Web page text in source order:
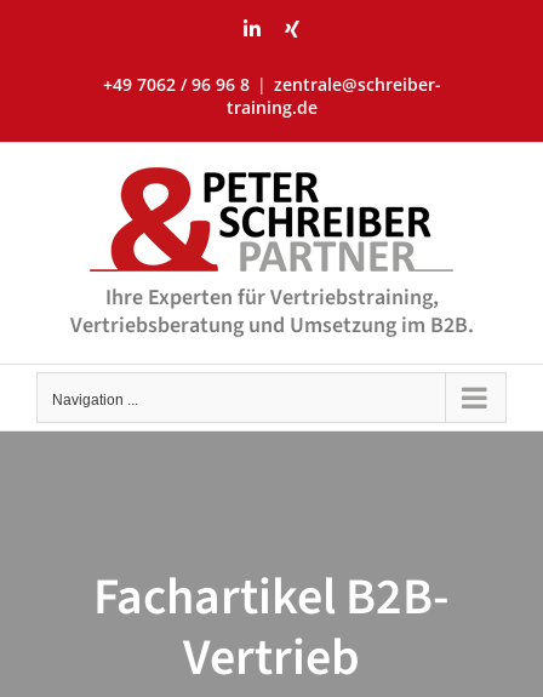
LinkedIn
Xing
+49 7062 / 96 96 8 | zentrale@schreiber-
training.de
Ihre Experten für Vertriebstraining,
Vertriebsberatung und Umsetzung im B2B.
Navigation ...
Fachartikel B2B-
Vertrieb